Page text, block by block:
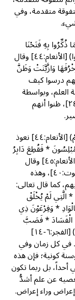
متقدمة، وفي
ذُكِّرُوا بِهِ فَتَحْنَا
عَلَيْهِمْ أَبْوَابَ كُلِّ شَيْءٍ حَتَّى إِذَا فَرِحُوا بِمَا أُوتُوا) [الأنعام:٤٤] وقال
وَازَّيَّنَتْ وَظَنَّ
[يونس:٢٤] حتى أنهم درسوا كيف
العلم، وبواسطة
كذا: (وَظَنَّ أَهْلُهَا أَنَّهُمْ قَادِرُونَ عَلَيْهَا) [يونس:٢٤]، ظنوا أنهم
(أَخَذْنَاهُمْ بَغْتَةً فَإِذَا هُمْ) [الأنعام:٤٤] نعوذ
* فَقُطِعَ دَابِرُ
الْقَوْمِ الَّذِينَ ظَلَمُوا وَالْحَمْدُ لِلَّهِ رَبِّ الْعَالَمِينَ) [الأنعام:٤٥] وقال
تعالى في آية أخرى: (فَكُلّاً أَخَذْنَا بِذَنْبِهِ) [العنكبوت:٤٠]، وهذه
كما قال تعالى:
الَّتِي لَمْ يُخْلَقْ
* وَفِرْعَوْنَ ذِي
الْفَسَادَ * فَصَبَّ
عَلَيْهِمْ رَبُّكَ سَوْطَ عَذَابٍ * إِنَّ رَبَّكَ لَبِالْمِرْصَادِ) [الفجر:٦-١٤]
في كل زمان وفي
كونية؛ فإن هذه
أحداً، بل ربما تكون
عن علم أشدُّ
وراء إعراض.